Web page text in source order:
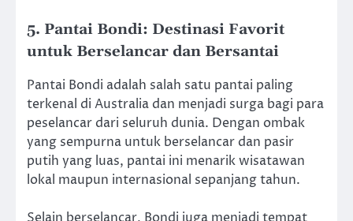
5. Pantai Bondi: Destinasi Favorit
untuk Berselancar dan Bersantai
Pantai Bondi adalah salah satu pantai paling
terkenal di Australia dan menjadi surga bagi para
peselancar dari seluruh dunia. Dengan ombak
yang sempurna untuk berselancar dan pasir
putih yang luas, pantai ini menarik wisatawan
lokal maupun internasional sepanjang tahun.